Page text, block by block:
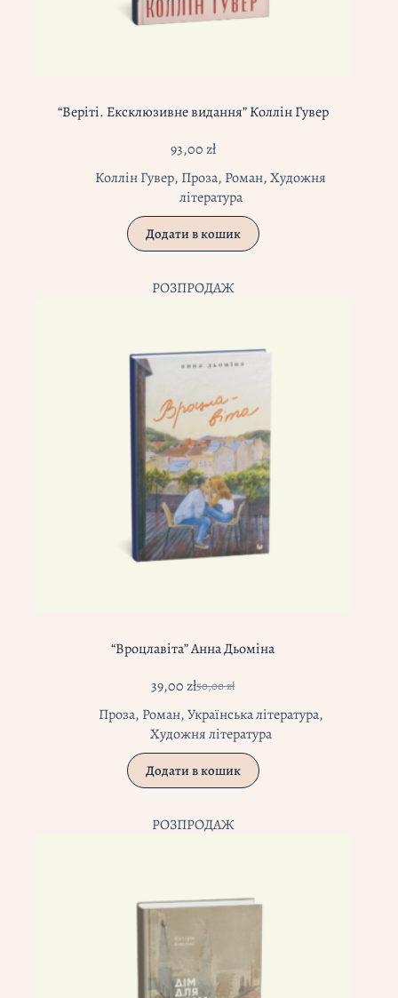
“Веріті. Ексклюзивне видання” Коллін Гувер
93,00zł
Коллін Гувер, Проза, Роман,Художня
література
Додати в кошик
РОЗПРОДАЖ
“Вроцлавіта” Анна Дьоміна
50,00zł
Оригінальна
ціна:
50,00 zł.
39,00złПоточна
ціна:
39,00 zł.
Проза, Роман,Українська література,
Художня література
Додати в кошик
РОЗПРОДАЖ